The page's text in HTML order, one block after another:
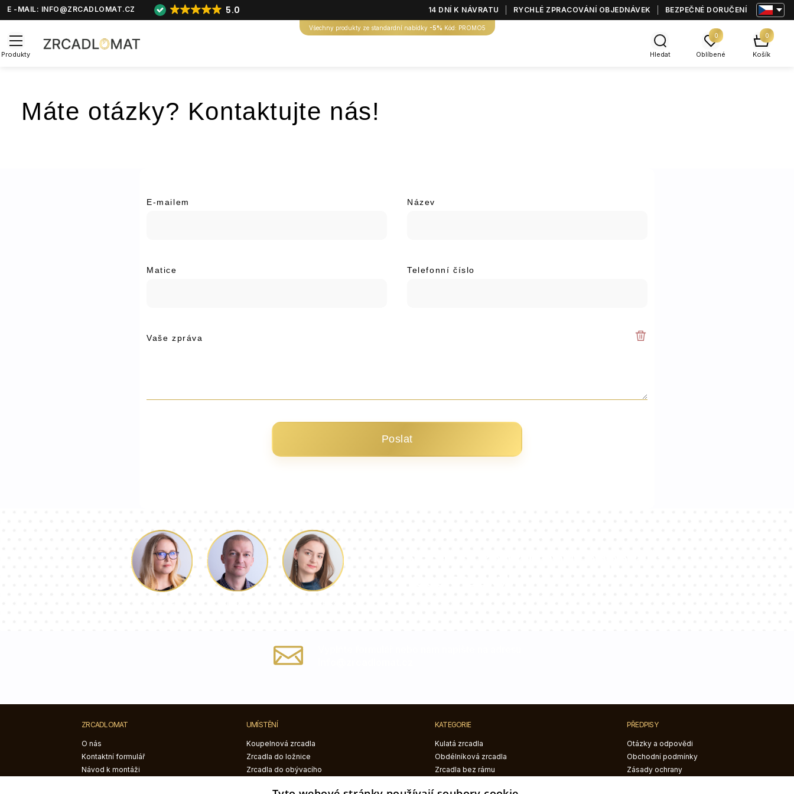
E -MAIL: INFO@ZRCADLOMAT.CZ 5.0 14 DNÍ K NÁVRATU RYCHLÉ ZPRACOVÁNÍ OBJEDNÁVEK BEZPEČNÉ DORUČENÍ
Všechny produkty ze standardní nabídky -5% Kód: PROMO5
Produkty Hledat
0
Oblíbené
0
Košík
Máte otázky? Kontaktujte nás!
E-mailem Název
Matice Telefonní číslo
Vaše zpráva
Poslat
ZRCADLOMAT
O nás
Kontaktní formulář
Návod k montáži
UMÍSTĚNÍ
Koupelnová zrcadla
Zrcadla do ložnice
Zrcadla do obývacího
KATEGORIE
Kulatá zrcadla
Obdélníková zrcadla
Zrcadla bez rámu
PŘEDPISY
Otázky a odpovědi
Obchodní podmínky
Zásady ochrany